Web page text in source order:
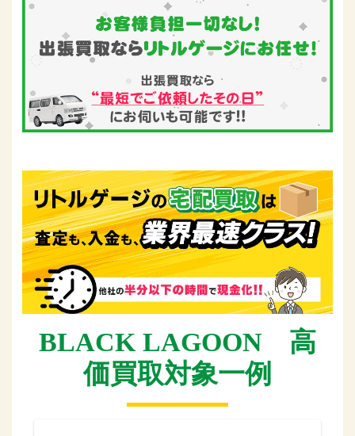
BLACK LAGOON 高
価買取対象一例